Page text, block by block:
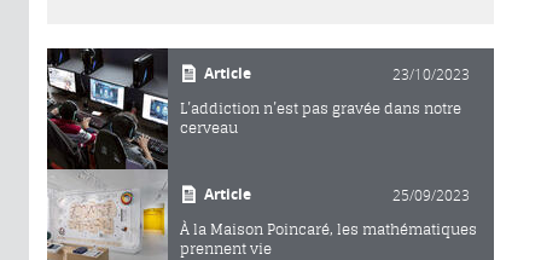
Article 23/10/2023
L’addiction n’est pas gravée dans notre
cerveau
Article 25/09/2023
À la Maison Poincaré, les mathématiques
prennent vie